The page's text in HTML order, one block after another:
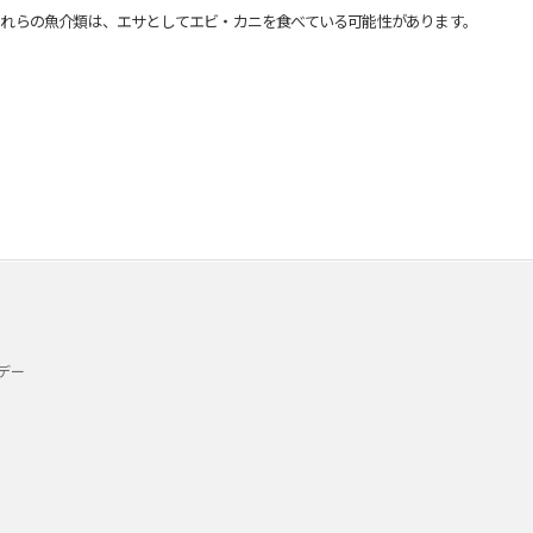
の魚介類は、エサとしてエビ・カニを食べている可能性があります。
ー